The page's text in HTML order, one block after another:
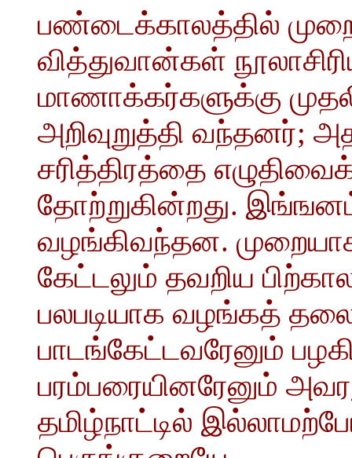
பண்டைக்காலத்தில்
வித்துவான்கள்
மாணாக்கர்களுக்கு
அறிவுறுத்தி வந்தனர்;
சரித்திரத்தை
தோற்றுகின்றது.
வழங்கிவந்தன.
கேட்டலும் தவறிய
பலபடியாக வழங்கத்
பாடங்கேட்டவரேனும்
பரம்பரையினரேனும்
தமிழ்நாட்டில்